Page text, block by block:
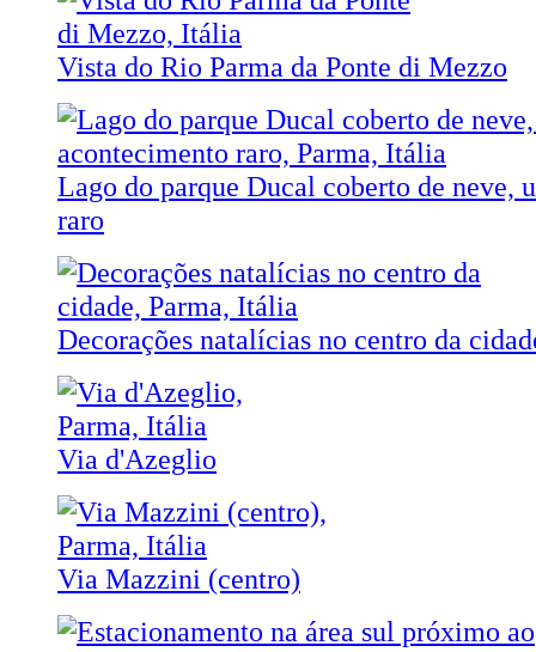
Vista do Rio Parma da Ponte di Mezzo
Lago do parque Ducal coberto de neve,
raro
Decorações natalícias no centro da
Via d'Azeglio
Via Mazzini (centro)